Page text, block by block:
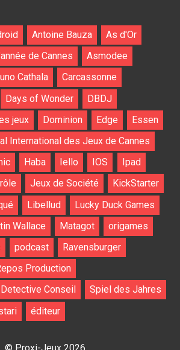
Antoine Bauza
As d'Or
de Cannes
Asmodee
Cathala
Carcassonne
Days of Wonder
DBDJ
jeux
Dominion Edge
Essen
International des Jeux de Cannes
Haba Iello IOS
Ipad
Jeux de Société
KickStarter
Libellud
Lucky Duck Games
Wallace Matagot
origames
podcast
Ravensburger
Production
Conseil
Spiel des Jahres
éditeur